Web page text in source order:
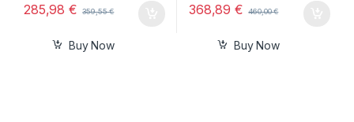
285,98€ 359,55€
Buy Now
368,89€ 460,00€
Buy Now